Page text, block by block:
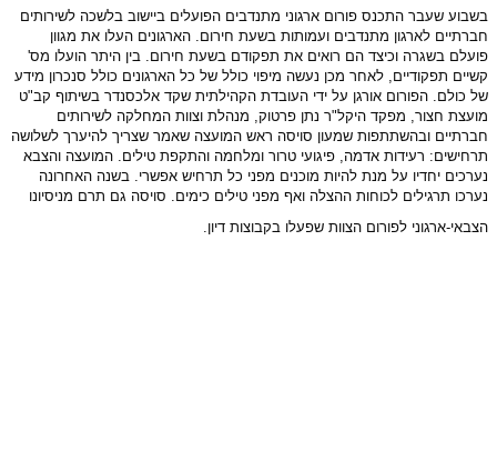
בשבוע שעבר התכנס פורום ארגוני מתנדבים הפועלים ביישוב בלשכה לשירותים
חברתיים לארגון מתנדבים ועמותות בשעת חירום. הארגונים העלו את מגוון
פועלם בשגרה וכיצד הם רואים את תפקודם בשעת חירום. בין היתר הועלו מס'
קשיים תפקודיים, לאחר מכן נעשה מיפוי כולל של כל הארגונים כולל סנכרון מידע
של כולם. הפורום אורגן על ידי העובדת הקהילתית שקד אלכסנדר בשיתוף קב"ט
מועצת חצור, מפקד היקל"ר נתן פרטוק, מנהלת וצוות המחלקה לשירותים
חברתיים ובהשתתפות שמעון סויסה ראש המועצה שאמר שצריך להיערך לשלושה
תרחישים: רעידות אדמה, פיגועי טרור ומלחמה והתקפת טילים. המועצה והצבא
נערכים יחדיו על מנת להיות מוכנים מפני כל תרחיש אפשרי. בשנה האחרונה
נערכו תרגילים לכוחות ההצלה ואף מפני טילים כימים. סויסה גם תרם מניסיונו
הצבאי-ארגוני לפורום הצוות שפעלו בקבוצות דיון.